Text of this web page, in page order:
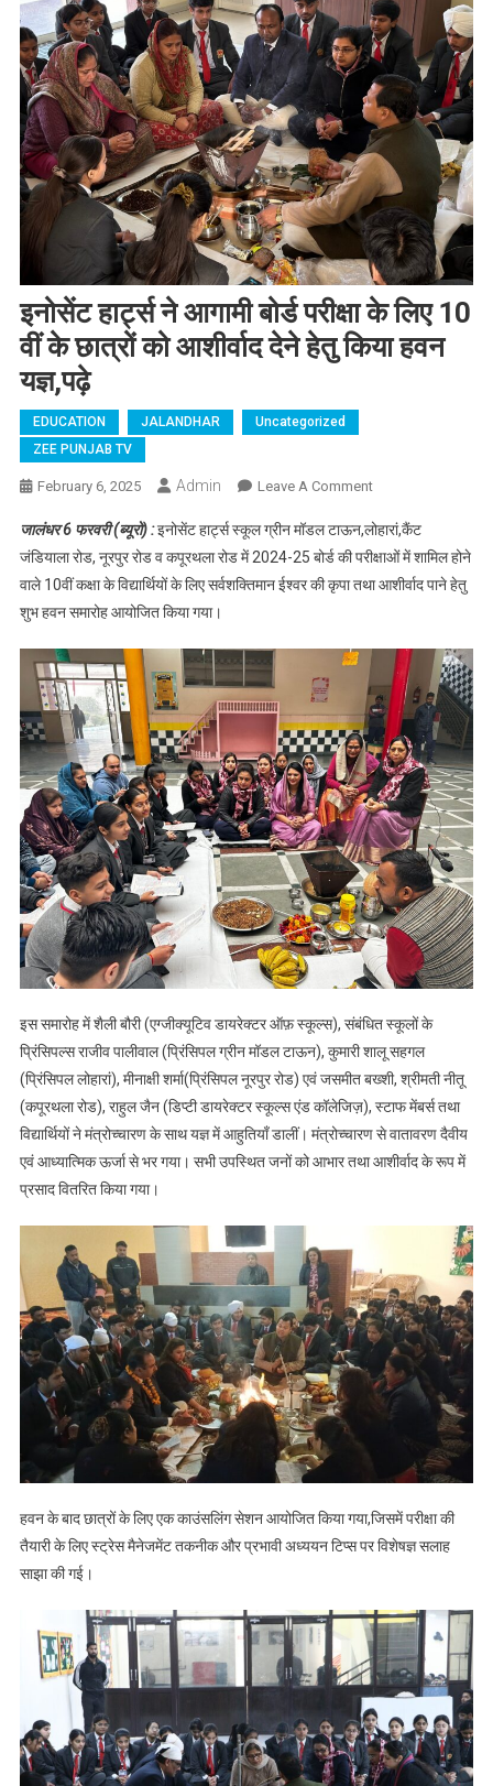
इनोसेंट हार्ट्स ने आगामी बोर्ड परीक्षा के लिए 10
वीं के छात्रों को आशीर्वाद देने हेतु किया हवन
यज्ञ,पढ़े
EDUCATION JALANDHAR
Uncategorized
ZEE PUNJAB TV
February 6, 2025 Admin Leave A CommentOn इनोसेंट हार्ट्स ने
के लिए 10 वीं के
छात्रों को आशीर्वाद
देने हेतु किया हवन
जालंधर 6 फरवरी (ब्यूरो) :इनोसेंट हार्ट्स स्कूल ग्रीन मॉडल टाऊन,लोहारां,कैंट
जंडियाला रोड, नूरपुर रोड व कपूरथला रोड में 2024-25 बोर्ड की परीक्षाओं में शामिल होने
वाले 10वीं कक्षा के विद्यार्थियों के लिए सर्वशक्तिमान ईश्वर की कृपा तथा आशीर्वाद पाने हेतु
शुभ हवन समारोह आयोजित किया गया।
इस समारोह में शैली बौरी (एग्जीक्यूटिव डायरेक्टर ऑफ़ स्कूल्स), संबंधित स्कूलों के
प्रिंसिपल्स राजीव पालीवाल (प्रिंसिपल ग्रीन मॉडल टाऊन), कुमारी शालू सहगल
(प्रिंसिपल लोहारां), मीनाक्षी शर्मा(प्रिंसिपल नूरपुर रोड) एवं जसमीत बख्शी, श्रीमती नीतू
(कपूरथला रोड), राहुल जैन (डिप्टी डायरेक्टर स्कूल्स एंड कॉलेजिज़), स्टाफ मेंबर्स तथा
विद्यार्थियों ने मंत्रोच्चारण के साथ यज्ञ में आहुतियाँ डालीं। मंत्रोच्चारण से वातावरण दैवीय
एवं आध्यात्मिक ऊर्जा से भर गया। सभी उपस्थित जनों को आभार तथा आशीर्वाद के रूप में
प्रसाद वितरित किया गया।
हवन के बाद छात्रों के लिए एक काउंसलिंग सेशन आयोजित किया गया,जिसमें परीक्षा की
तैयारी के लिए स्ट्रेस मैनेजमेंट तकनीक और प्रभावी अध्ययन टिप्स पर विशेषज्ञ सलाह
साझा की गई।